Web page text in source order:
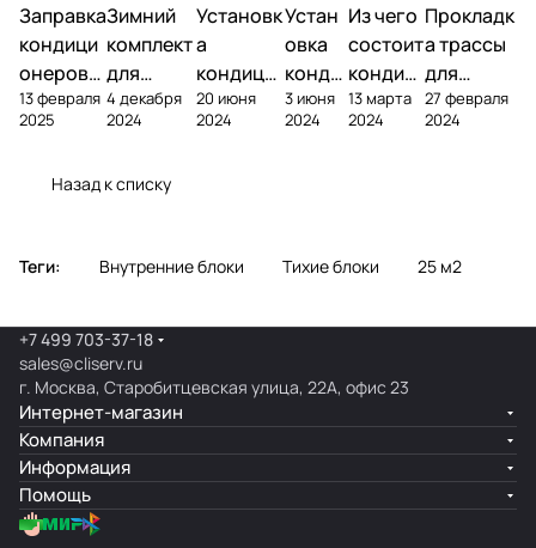
Заправка
кондици
онеров
фреоном
13 февраля
2025
Зимний
комплект
для
кондици
онера
4 декабря
2024
Установк
а
кондици
онера на
фасаде
20 июня
2024
Устан
овка
конди
ционе
ра
3 июня
2024
Из чего
состоит
кондиц
ионер?
13 марта
2024
Прокладк
а трассы
для
кондицио
нера
27 февраля
2024
Назад к списку
Теги: Внутренние блоки Тихие блоки 25 м2
+7 499 703-37-18
sales@cliserv.ru
г. Москва, Старобитцевская улица, 22А, офис 23
Интернет-магазин
Компания
Информация
Помощь